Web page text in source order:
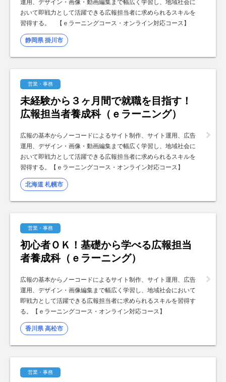
運用、デザイン・画像・動画編集まで幅広く学習し、地域社会に
おいて即戦力として活躍できる広報担当者に求められるスキルを
習得する。 【ｅラーニングコース・オンライン対応コース】
静岡県 掛川市
営業・事務
未経験から３ヶ月間で就職を目指す！
広報担当者養成科（ｅラーニング）
広報の基本からノーコードによるサイト制作、サイト運用、広告
運用、デザイン・画像・動画編集まで幅広く学習し、地域社会に
おいて即戦力として活躍できる広報担当者に求められるスキルを
習得する。【ｅラーニングコース・オンライン対応コース】
北海道 札幌市
営業・事務
初心者ＯＫ！基礎から学べる広報担当
者養成科（ｅラーニング）
広報の基本からノーコードによるサイト制作、サイト運用、広告
運用、デザイン・画像編集まで幅広く学習し、地域社会において
即戦力として活躍できる広報担当者に求められるスキルを習得す
る。【ｅラーニングコース・オンライン対応コース】
香川県 高松市
営業・事務